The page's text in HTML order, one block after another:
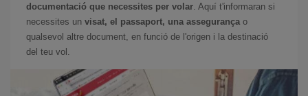
documentació que necessites per volar . Aquí t'informaran si
necessites un visat, el passaport, una assegurança o
qualsevol altre document, en funció de l'origen i la destinació
del teu vol.